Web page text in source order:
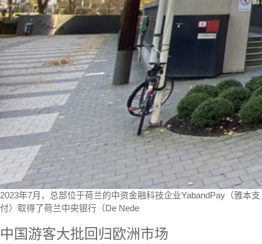
2023年7月，总部位于荷兰的中资金融科技企业YabandPay（雅本支
付）取得了荷兰中央银行（De Nede
中国游客大批回归欧洲市场